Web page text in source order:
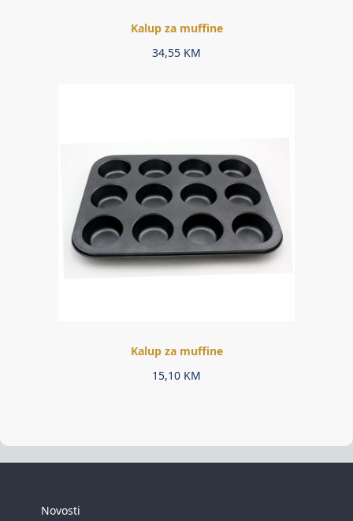
Kalup za muffine
34,55 KM
Kalup za muffine
15,10 KM
Novosti